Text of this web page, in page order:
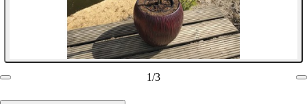
1/3